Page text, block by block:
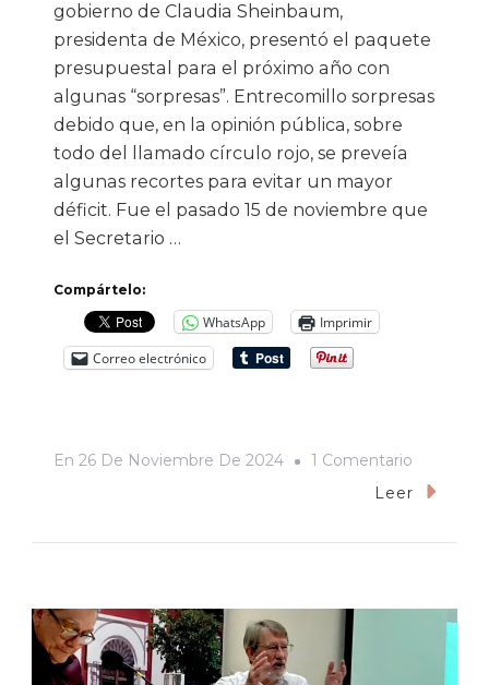
gobierno de Claudia Sheinbaum,
presidenta de México, presentó el paquete
presupuestal para el próximo año con
algunas “sorpresas”. Entrecomillo sorpresas
debido que, en la opinión pública, sobre
todo del llamado círculo rojo, se preveía
algunas recortes para evitar un mayor
déficit. Fue el pasado 15 de noviembre que
el Secretario …
Compártelo:
WhatsApp
Imprimir
Correo electrónico
En 26 De Noviembre De 2024 1 Comentario
DESDE
Leer